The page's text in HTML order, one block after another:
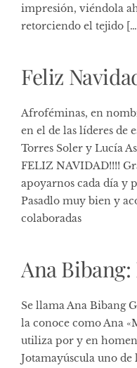
impresión, viéndola
retorciendo el tejido
Feliz
Afroféminas, en
en el de las líderes de
Torres Soler y Lucía
FELIZ NAVIDAD!!!!
apoyarnos cada día y
Pasadlo muy bien y
colaboradas
Ana Bibang:
Se llama Ana Bibang
la conoce como Ana
utiliza por y en
Jotamayúscula uno de